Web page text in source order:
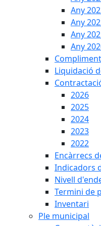
Any
Any
Any
Any
Liquidació
2026
2025
2024
2023
2022
Encàrrecs
Indicadors
Nivell
Termini de
Inventari
Ple municipal